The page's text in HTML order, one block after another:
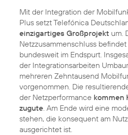
Mit der Integration der
Plus setzt Telefónica
einzigartiges Großprojekt um.
Netzzusammenschluss
bundesweit im Endspurt.
der Integrationsarbeiten
mehreren Zehntausend
vorgenommen. Die
der Netzperformance kommen
zugute. Am Ende wird eine
stehen, die konsequent am
ausgerichtet ist.